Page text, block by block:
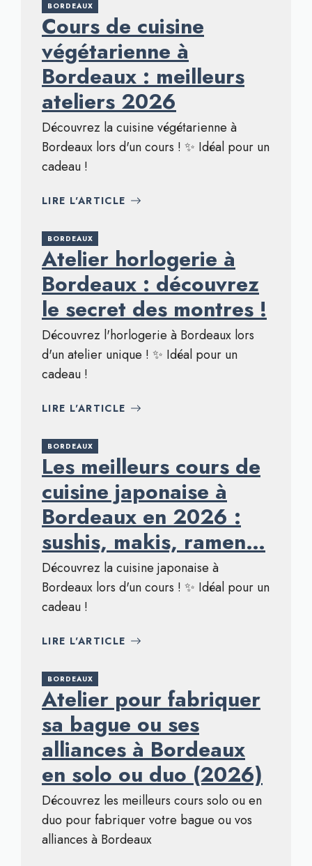
BORDEAUX
Cours de cuisine
végétarienne à
Bordeaux : meilleurs
ateliers 2026
Découvrez la cuisine végétarienne à
Bordeaux lors d'un cours ! ✨ Idéal pour un
cadeau !
LIRE L'ARTICLE
BORDEAUX
Atelier horlogerie à
Bordeaux : découvrez
le secret des montres !
Découvrez l'horlogerie à Bordeaux lors
d'un atelier unique ! ✨ Idéal pour un
cadeau !
LIRE L'ARTICLE
BORDEAUX
Les meilleurs cours de
cuisine japonaise à
Bordeaux en 2026 :
sushis, makis, ramen…
Découvrez la cuisine japonaise à
Bordeaux lors d'un cours ! ✨ Idéal pour un
cadeau !
LIRE L'ARTICLE
BORDEAUX
Atelier pour fabriquer
sa bague ou ses
alliances à Bordeaux
en solo ou duo (2026)
Découvrez les meilleurs cours solo ou en
duo pour fabriquer votre bague ou vos
alliances à Bordeaux